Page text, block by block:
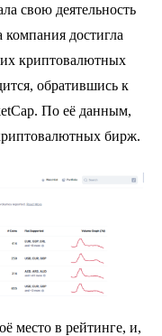
свою деятельность
достигла
криптовалютных
обратившись к
По её данным,
бирж.
место в рейтинге, и,